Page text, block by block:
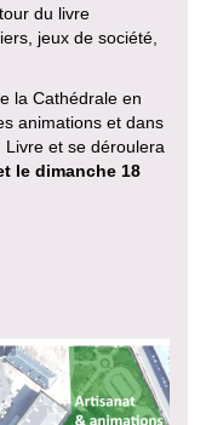
du livre
jeux de société,
la Cathédrale en
animations et dans
et se déroulera
le dimanche 18